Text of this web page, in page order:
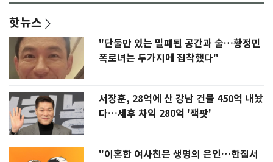
핫뉴스
"단둘만 있는 밀폐된 공간과 술…황정민
폭로녀는 두가지에 집착했다"
서장훈, 28억에 산 강남 건물 450억 내놨
다…세후 차익 280억 '잭팟'
"이혼한 여사친은 생명의 은인…한집서